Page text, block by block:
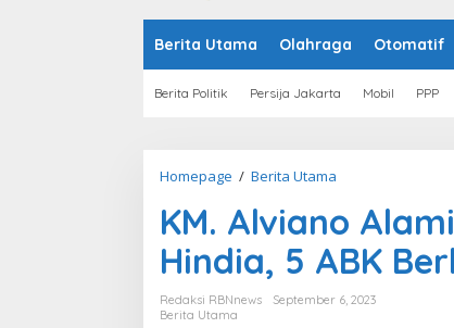
Berita Utama Olahraga Otomatif
Berita Politik Persija Jakarta Mobil PPP
Homepage / Berita Utama
.
A
v
KM. Alviano
Hindia, 5 ABK
Redaksi RBNnews
September 6, 2023
Berita Utama